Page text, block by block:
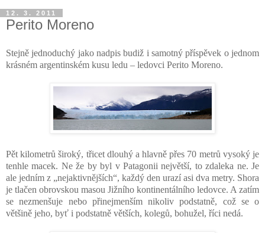
12. 3. 2011
Perito Moreno
Stejně jednoduchý jako nadpis budiž i samotný příspěvek o jednom
krásném argentinském kusu ledu – ledovci Perito Moreno.
Pět kilometrů široký, třicet dlouhý a hlavně přes 70 metrů vysoký je
tenhle macek. Ne že by byl v Patagonii největší, to zdaleka ne. Je
ale jedním z „nejaktivnějších“, každý den urazí asi dva metry. Shora
je tlačen obrovskou masou Jižního kontinentálního ledovce. A zatím
se nezmenšuje nebo přinejmenším nikoliv podstatně, což se o
většině jeho, byť i podstatně větších, kolegů, bohužel, říci nedá.